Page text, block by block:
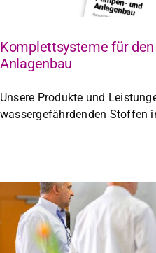
Komplettsysteme für
Anlagenbau
Unsere Produkte und
wassergefährdenden Stoffen